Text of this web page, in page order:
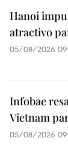
Hanoi
atractivo
05/08/2026
Infobae
Vietnam
05/08/2026